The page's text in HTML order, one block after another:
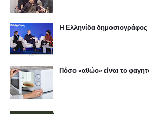
H Ελληνίδα
Πόσο «αθώο» είναι το